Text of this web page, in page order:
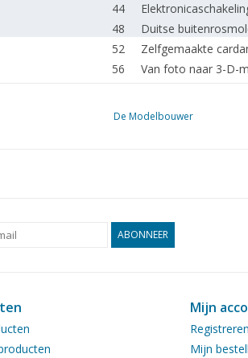
44
48
Duitse
52
Zelfgemaakte
56
Van foto naar 3-D-
60
De Modelbouwer
ABONNEER
Mijn
Registreren
Mijn